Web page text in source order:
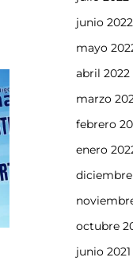
junio 2022
mayo
abril 2022
marzo
febrero
enero
diciembre
octubre
junio 2021